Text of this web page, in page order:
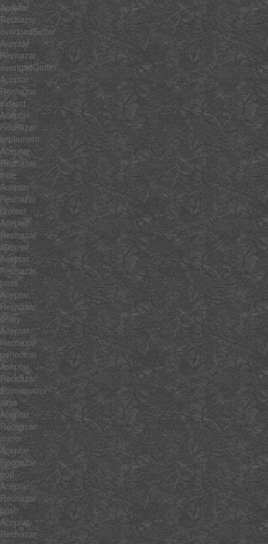
Aceptar
Rechazar
overloadSetter
Aceptar
Rechazar
overloadGetter
Aceptar
Rechazar
extend
Aceptar
Rechazar
implement
Aceptar
Rechazar
hide
Aceptar
Rechazar
protect
Aceptar
Rechazar
attempt
Aceptar
Rechazar
pass
Aceptar
Rechazar
delay
Aceptar
Rechazar
periodical
Aceptar
Rechazar
$constructor
alias
Aceptar
Rechazar
mirror
Aceptar
Rechazar
pop
Aceptar
Rechazar
push
Aceptar
Rechazar